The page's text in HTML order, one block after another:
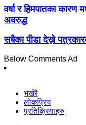
वर्षा र हिमपातका कारण
अवरुद्ध
सबैका पीडा देख्ने
Below Comments Ad
भर्खरै
लोकप्रिय
प्रतिक्रियाहरु